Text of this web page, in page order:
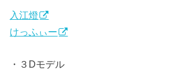
入江燈
けっふぃー
・３Dモデル